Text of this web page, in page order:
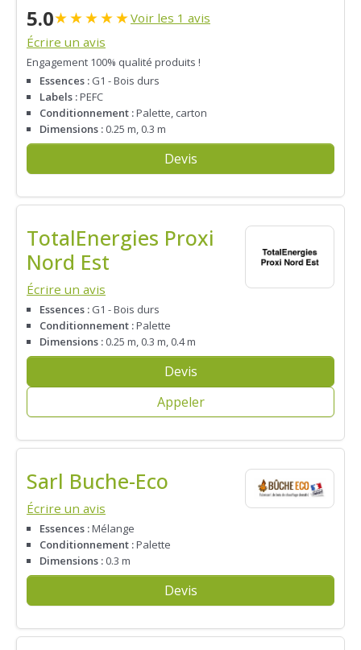
5.0★★★★★Voir les 1 avis
Écrire un avis
Engagement 100% qualité produits !
Essences : G1 - Bois durs
Labels :PEFC
Conditionnement :Palette, carton
Dimensions : 0.25 m, 0.3 m
Devis
TotalEnergies Proxi
Nord Est
Écrire un avis
Essences : G1 - Bois durs
Conditionnement :Palette
Dimensions : 0.25 m, 0.3 m, 0.4 m
Devis
Appeler
Sarl Buche-Eco
Écrire un avis
Essences :Mélange
Conditionnement :Palette
Dimensions : 0.3 m
Devis